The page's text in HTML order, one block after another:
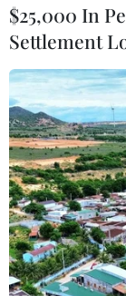
$25,000 In
Settlement